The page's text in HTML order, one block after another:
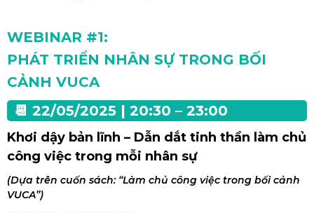
WEBINAR #1:
PHÁT TRIỂN NHÂN SỰ TRONG BỐI
CẢNH VUCA
📆 22/05/2025 | 20:30 – 23:00
Khơi dậy bản lĩnh – Dẫn dắt tinh thần làm chủ
công việc trong mỗi nhân sự
(Dựa trên cuốn sách: “Làm chủ công việc trong bối cảnh
VUCA”)